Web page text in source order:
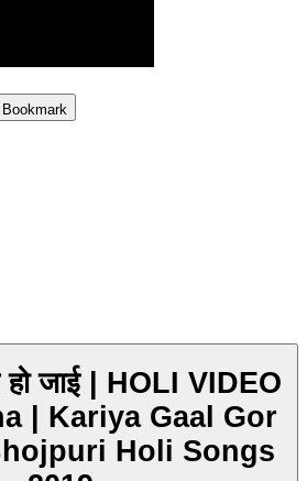
Bookmark
हो जाई | HOLI VIDEO
| Kariya Gaal Gor
Holi Songs